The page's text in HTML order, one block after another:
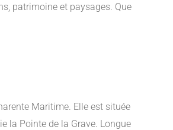
patrimoine et paysages. Que
Maritime. Elle est située
la Pointe de la Grave. Longue